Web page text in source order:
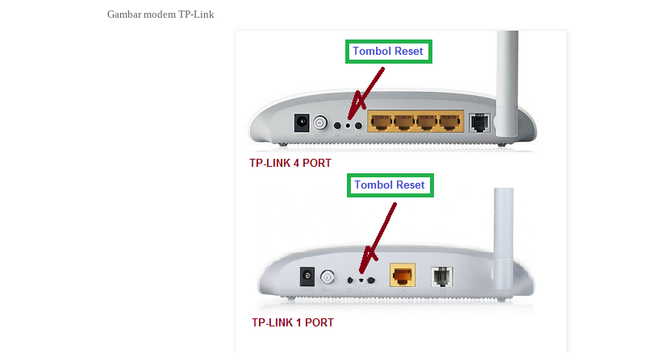
Gambar modem TP-Link